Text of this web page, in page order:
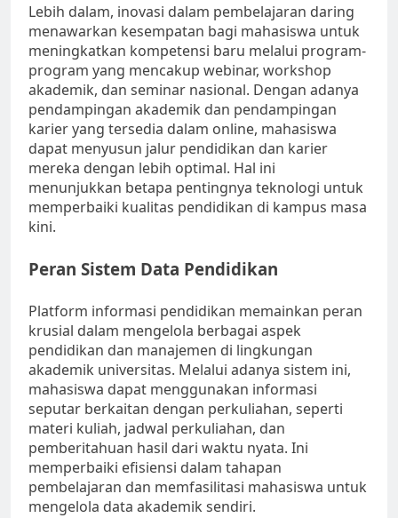
Lebih dalam, inovasi dalam pembelajaran daring
menawarkan kesempatan bagi mahasiswa untuk
meningkatkan kompetensi baru melalui program-
program yang mencakup webinar, workshop
akademik, dan seminar nasional. Dengan adanya
pendampingan akademik dan pendampingan
karier yang tersedia dalam online, mahasiswa
dapat menyusun jalur pendidikan dan karier
mereka dengan lebih optimal. Hal ini
menunjukkan betapa pentingnya teknologi untuk
memperbaiki kualitas pendidikan di kampus masa
kini.
Peran Sistem Data Pendidikan
Platform informasi pendidikan memainkan peran
krusial dalam mengelola berbagai aspek
pendidikan dan manajemen di lingkungan
akademik universitas. Melalui adanya sistem ini,
mahasiswa dapat menggunakan informasi
seputar berkaitan dengan perkuliahan, seperti
materi kuliah, jadwal perkuliahan, dan
pemberitahuan hasil dari waktu nyata. Ini
memperbaiki efisiensi dalam tahapan
pembelajaran dan memfasilitasi mahasiswa untuk
mengelola data akademik sendiri.